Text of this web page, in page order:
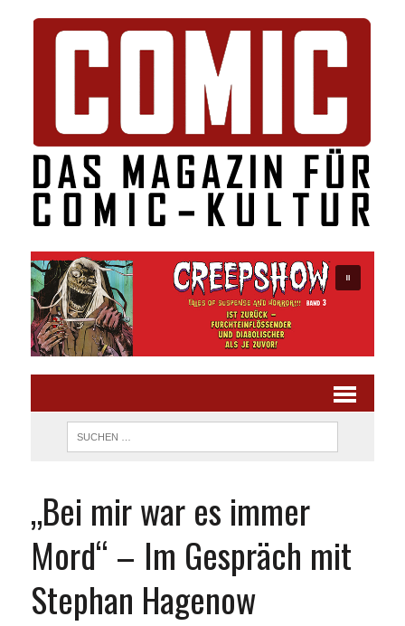
„Bei mir war es immer
Mord“ – Im Gespräch mit
Stephan Hagenow